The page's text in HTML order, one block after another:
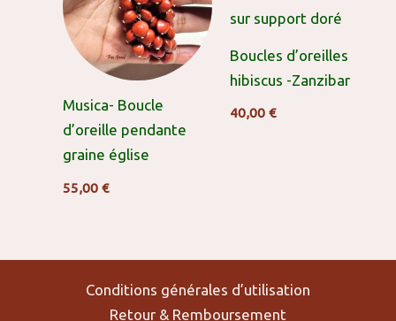
Musica- Boucle
d’oreille pendante
graine église
55,00 €
Boucles d’oreilles
hibiscus -Zanzibar
40,00 €
Conditions générales d’utilisation
Retour & Remboursement